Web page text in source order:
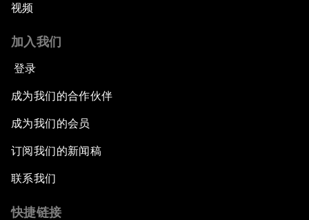
视频
加入我们
登录
成为我们的合作伙伴
成为我们的会员
订阅我们的新闻稿
联系我们
快捷链接